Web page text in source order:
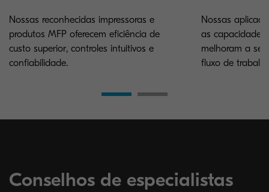
Nossas reconhecidas impressoras e
produtos MFP oferecem eficiência de
custo superior, controles intuitivos e
confiabilidade.
Nossas
as capacidades
melhoram a
fluxo de
Conselhos de especialistas